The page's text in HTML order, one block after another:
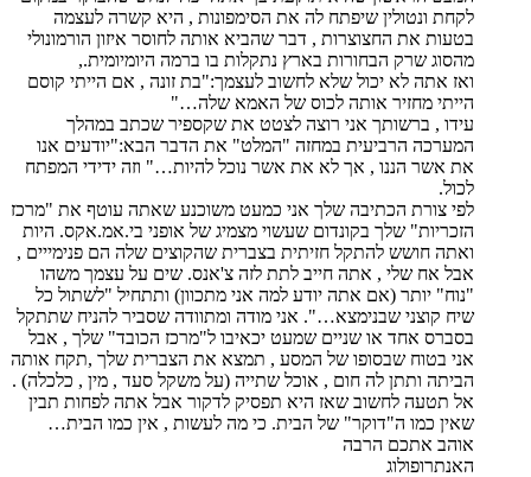
לקחת ונטולין שיפתח לה את הסימפונות , היא קשרה לעצמה
בטעות את החצוצרות , דבר שהביא אותה לחוסר איזון הורמונולי
מהסוג שרק הבחורות בארץ נתקלות בו ברמה היומיומית.,
ואז אתה לא יכול שלא לחשוב לעצמך:"בת זונה , אם הייתי קוסם
הייתי מחזיר אותה לכוס של האמא שלה…"
עידו , ברשותך אני רוצה לצטט את שקספיר שכתב במהלך
המערכה הרביעית במחזה "המלט" את הדבר הבא:"יודעים אנו
את אשר הננו , אך לא את אשר נוכל להיות…" וזה ידידי המפתח
לכול.
לפי צורת הכתיבה שלך אני כמעט משוכנע שאתה עוטף את "מרכז
הזכריות" שלך בקונדום שעשוי מצמיג של אופני בי.אמ.אקס. היות
ואתה חושש להתקל חזיתית בצברית שהקוצים שלה הם פנימייים ,
אבל אח שלי , אתה חייב לתת לזה צ'אנס. שים על עצמך משהו
"נוח" יותר (אם אתה יודע למה אני מתכוון) ותתחיל "לשתול כל
שיח קוצני שבנימצא…". אני מודה ומתוודה שסביר להניח שתתקל
בסברס אחד או שניים שמעט יכאיבו ל"מרכז הכובד" שלך , אבל
אני בטוח שבסופו של המסע , תמצא את הצברית שלך ,תקח אותה
הביתה ותתן לה חום , אוכל שתייה (על משקל סעד , מין , כלכלה) .
אל תטעה לחשוב שאז היא תפסיק לדקור אבל אתה לפחות תבין
שאין כמו ה"דוקר" של הבית. כי מה לעשות , אין כמו הבית…
אוהב אתכם הרבה
האנתרופולוג